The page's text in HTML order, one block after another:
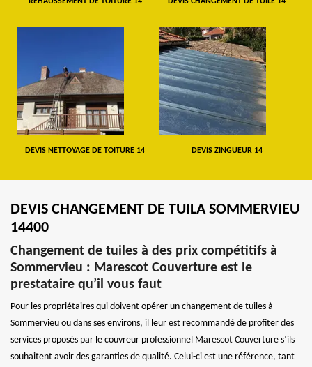
DEVIS NETTOYAGE DE TOITURE 14 DEVIS ZINGUEUR 14
DEVIS CHANGEMENT DE TUILA SOMMERVIEU
14400
Changement de tuiles à des prix compétitifs à
Sommervieu : Marescot Couverture est le
prestataire qu’il vous faut
Pour les propriétaires qui doivent opérer un changement de tuiles à
Sommervieu ou dans ses environs, il leur est recommandé de profiter des
services proposés par le couvreur professionnel Marescot Couverture s’ils
souhaitent avoir des garanties de qualité. Celui-ci est une référence, tant